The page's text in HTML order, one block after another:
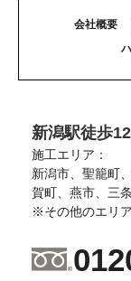
会社概要
新潟駅徒歩
施工エリア：
新潟市、聖籠町
賀町、燕市、三
※その他のエリ